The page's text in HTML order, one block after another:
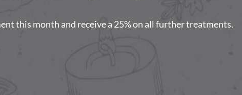
this month and receive a 25% on all further treatments.